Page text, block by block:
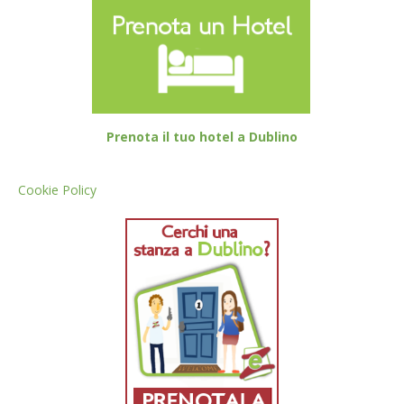
Prenota il tuo hotel a Dublino
Cookie Policy